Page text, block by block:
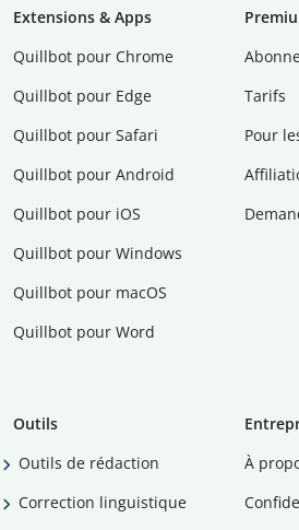
Extensions & Apps
Quillbot pour Chrome
Quillbot pour Edge
Quillbot pour Safari
Quillbot pour Android
Quillbot pour iOS
Quillbot pour Windows
Quillbot pour macOS
Quillbot pour Word
Tarifs
Pour
Outils
Outils de rédaction
Correction linguistique
À